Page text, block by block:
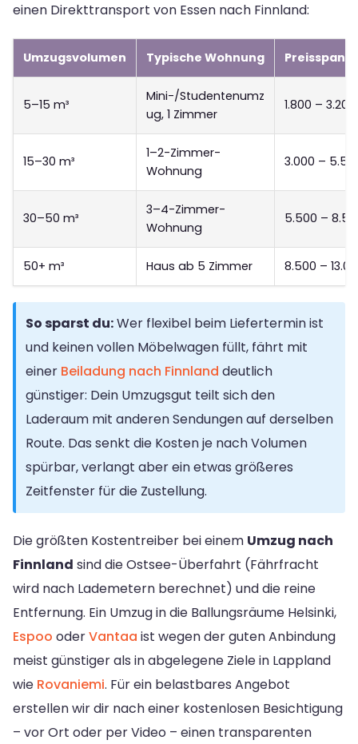
einen Direkttransport von Essen nach Finnland:
Umzugsvolumen Typische Wohnung
5–15 m³
Mini-/Studentenumz
ug, 1 Zimmer
1.800 –
15–30 m³
1–2-Zimmer-
Wohnung
3.000 –
30–50 m³
3–4-Zimmer-
Wohnung
5.500 –
50+ m³ Haus ab 5 Zimmer 8.500 –
So sparst du:Wer flexibel beim Liefertermin ist
und keinen vollen Möbelwagen füllt, fährt mit
einer Beiladung nach Finnland deutlich
günstiger: Dein Umzugsgut teilt sich den
Laderaum mit anderen Sendungen auf derselben
Route. Das senkt die Kosten je nach Volumen
spürbar, verlangt aber ein etwas größeres
Zeitfenster für die Zustellung.
Die größten Kostentreiber bei einem Umzug nach
Finnland sind die Ostsee-Überfahrt (Fährfracht
wird nach Lademetern berechnet) und die reine
Entfernung. Ein Umzug in die Ballungsräume Helsinki,
Espoo oderVantaa ist wegen der guten Anbindung
meist günstiger als in abgelegene Ziele in Lappland
wie Rovaniemi. Für ein belastbares Angebot
erstellen wir dir nach einer kostenlosen Besichtigung
– vor Ort oder per Video – einen transparenten